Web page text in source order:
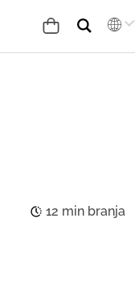
12 min branja